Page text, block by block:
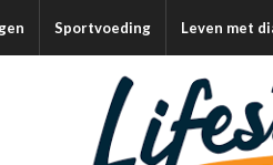
Sportvoeding Leven met